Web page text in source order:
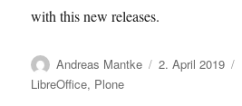
with this new releases.
Autor
Andreas Mantke
Veröffentlicht
2. April 2019
LibreOffice, Plone